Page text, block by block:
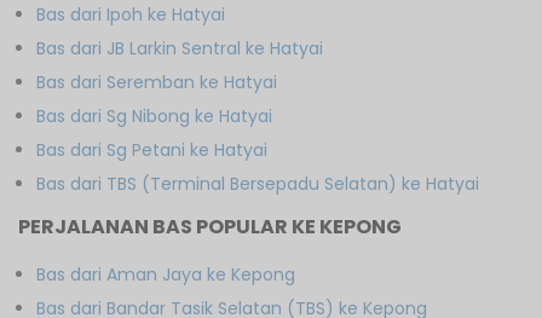
Bas dari Ipoh ke Hatyai
Bas dari JB Larkin Sentral ke Hatyai
Bas dari Seremban ke Hatyai
Bas dari Sg Nibong ke Hatyai
Bas dari Sg Petani ke Hatyai
Bas dari TBS (Terminal Bersepadu Selatan) ke Hatyai
PERJALANAN BAS POPULAR KE KEPONG
Bas dari Aman Jaya ke Kepong
Bas dari Bandar Tasik Selatan (TBS) ke Kepong